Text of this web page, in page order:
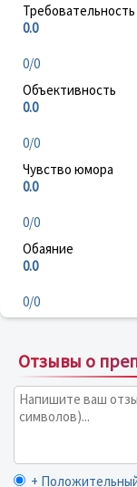
Требовательность
0.0
0/0
Объективность
0.0
0/0
Чувство юмора
0.0
0/0
Обаяние
0.0
0/0
Отзывы о
+